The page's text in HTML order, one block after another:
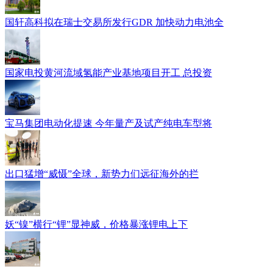
国轩高科拟在瑞士交易所发行GDR 加快动力电池全
国家电投黄河流域氢能产业基地项目开工 总投资
宝马集团电动化提速 今年量产及试产纯电车型将
出口猛增“威慑”全球，新势力们远征海外的拦
妖“镍”横行“锂”显神威，价格暴涨锂电上下